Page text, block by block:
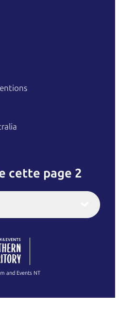
cette page 2
Italiano
繁體中文
and Events NT